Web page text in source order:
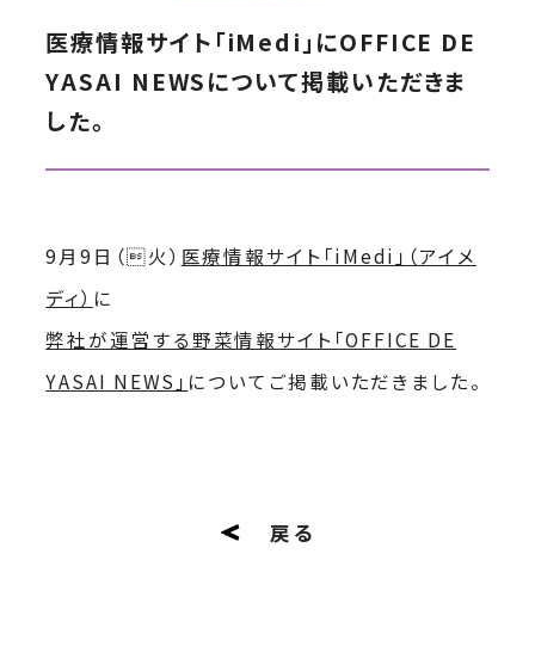
医療情報サイト「iMedi」にOFFICE DE
YASAI NEWSについて掲載いただきま
した。
9月9日（火） 医療情報サイト「iMedi」（アイメ
ディ） に
弊社が運営する野菜情報サイト「OFFICE DE
YASAI NEWS」 についてご掲載いただきました。
戻る